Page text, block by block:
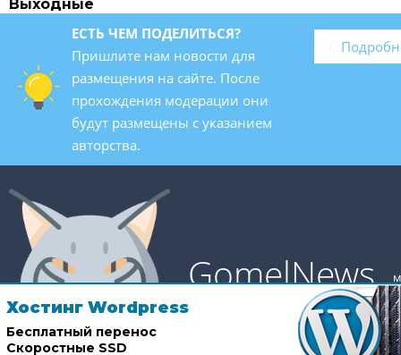
Хостинг Wordpress
Бесплатный перенос
Скоростные SSD
Выходные
ЕСТЬ ЧЕМ ПОДЕЛИТЬСЯ?
Пришлите нам новости для
размещения на сайте. После
прохождения модерации они
будут размещены с указанием
авторства.
GomelNews